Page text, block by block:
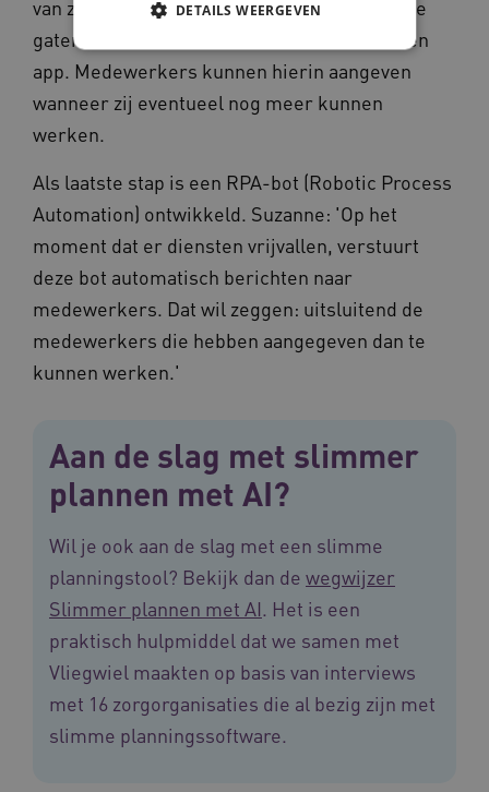
van zowel cliënten als medewerkers. Voor de
gaten in het rooster introduceerde Vitalis een
app. Medewerkers kunnen hierin aangeven
wanneer zij eventueel nog meer kunnen
werken.
Als laatste stap is een RPA-bot (Robotic Process
Automation) ontwikkeld. Suzanne: 'Op het
moment dat er diensten vrijvallen, verstuurt
deze bot automatisch berichten naar
medewerkers. Dat wil zeggen: uitsluitend de
medewerkers die hebben aangegeven dan te
kunnen werken.'
Aan de slag met slimmer
plannen met AI?
Wil je ook aan de slag met een slimme
planningstool? Bekijk dan de wegwijzer
Slimmer plannen met AI. Het is een
praktisch hulpmiddel dat we samen met
Vliegwiel maakten op basis van interviews
met 16 zorgorganisaties die al bezig zijn met
slimme planningssoftware.
DETAILS WEERGEVEN
Noodzakelijke cookies
Analytische cookies
ervoor dat de website werkt. Deze cookies
worden altijd geplaatst en maken geen inbreuk
op uw privacy.
Naam
Provider/Domein
__Secure-ROLLOUT_TOKEN
.youtube.com
__Secure-YNID .youtube.com
VISITOR_PRIVACY_METADATA
YouTube
.youtube.com
Google Privacy Policy